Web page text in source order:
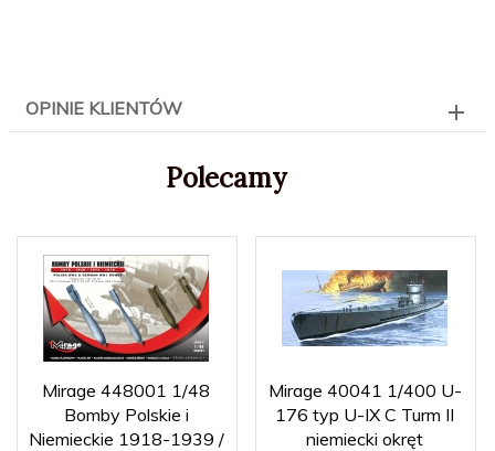
OPINIE KLIENTÓW
Polecamy
Mirage 448001 1/48
Bomby Polskie i
Niemieckie 1918-1939 /
Mirage 40041 1/400 U-
176 typ U-IX C Turm II
niemiecki okręt